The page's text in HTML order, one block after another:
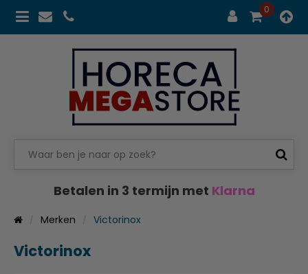
0
Betalen in 3 termijn met Klarna
Merken Victorinox
Victorinox